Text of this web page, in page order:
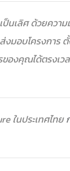
นเลิศ ด้วยควา
มอบโครงการ
องคุณได้ตรงเว
ในประเทศไทย